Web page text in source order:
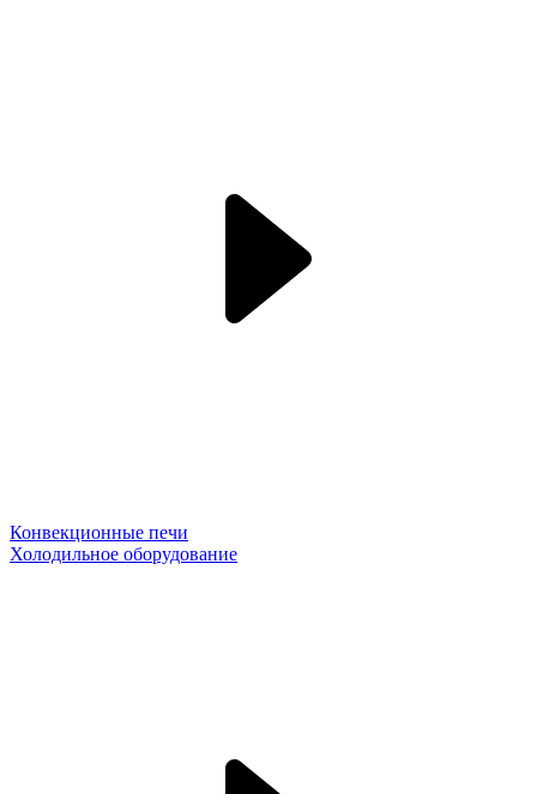
Конвекционные печи
Холодильное оборудование